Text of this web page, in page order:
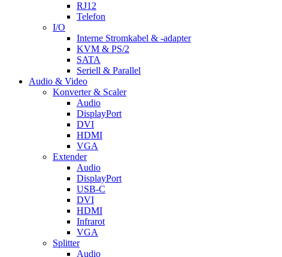
RJ12
Telefon
I/O
Interne Stromkabel & -adapter
KVM & PS/2
SATA
Seriell & Parallel
Audio & Video
Konverter & Scaler
Audio
DisplayPort
DVI
HDMI
VGA
Extender
Audio
DisplayPort
USB-C
DVI
HDMI
Infrarot
VGA
Splitter
Audio